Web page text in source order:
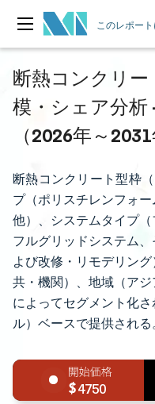
このレポー
断熱コンクリ
模・シェア分析
（2026年～2031
断熱コンクリート型枠
プ（ポリスチレンフォ
他）、システムタイプ
フルグリッドシステム
よび改修・リモデリン
共・機関）、地域（アジ
によってセグメント化
ル）ベースで提供される
4750